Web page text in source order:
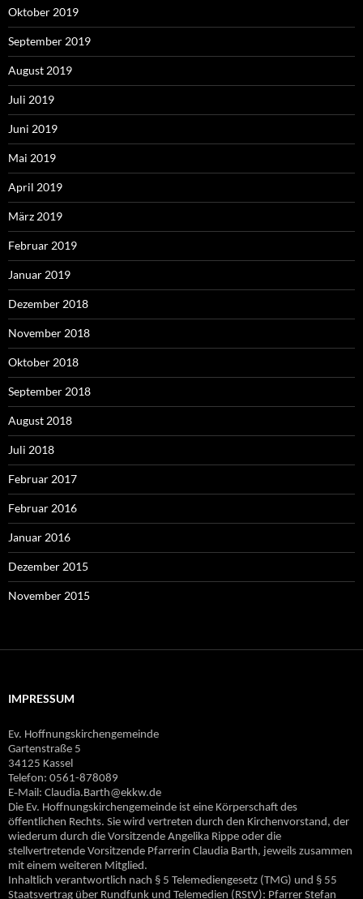
Oktober 2019
September 2019
August 2019
Juli 2019
Juni 2019
Mai 2019
April 2019
März 2019
Februar 2019
Januar 2019
Dezember 2018
November 2018
Oktober 2018
September 2018
August 2018
Juli 2018
Februar 2017
Februar 2016
Januar 2016
Dezember 2015
November 2015
IMPRESSUM
Ev. Hoffnungskirchengemeinde
Gartenstraße 5
34125 Kassel
Telefon: 0561-878089
E‐Mail: Claudia.Barth@ekkw.de
Die Ev. Hoffnungskirchengemeinde ist eine Körperschaft des
öffentlichen Rechts. Sie wird vertreten durch den Kirchenvorstand, der
wiederum durch die Vorsitzende Angelika Rippe oder die
stellvertretende Vorsitzende Pfarrerin Claudia Barth, jeweils zusammen
mit einem weiteren Mitglied.
Inhaltlich verantwortlich nach § 5 Telemediengesetz (TMG) und § 55
Staatsvertrag über Rundfunk und Telemedien (RStV): Pfarrer Stefan